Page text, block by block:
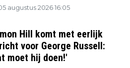
augustus 2026 16:05
Hill komt met eerlijk
voor George Russell:
moet hij doen!'